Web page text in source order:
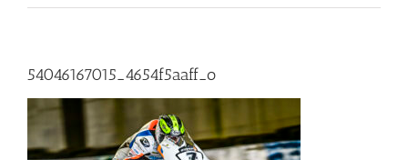
54046167015_4654f5aaff_o